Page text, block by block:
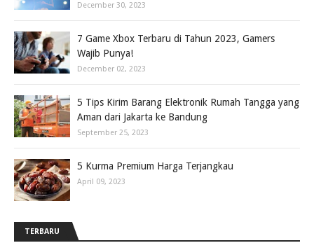
December 30, 2023
7 Game Xbox Terbaru di Tahun 2023, Gamers
Wajib Punya!
December 02, 2023
5 Tips Kirim Barang Elektronik Rumah Tangga yang
Aman dari Jakarta ke Bandung
September 25, 2023
5 Kurma Premium Harga Terjangkau
April 09, 2023
TERBARU